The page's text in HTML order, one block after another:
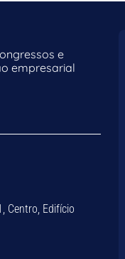
e
empresarial
Centro, Edifício